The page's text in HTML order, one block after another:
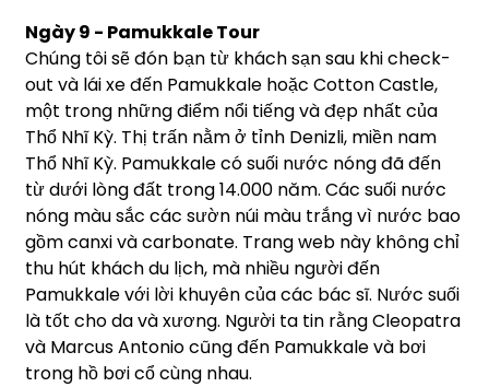
Ngày 9 - Pamukkale Tour
Chúng tôi sẽ đón bạn từ khách sạn sau khi check-
out và lái xe đến Pamukkale hoặc Cotton Castle,
một trong những điểm nổi tiếng và đẹp nhất của
Thổ Nhĩ Kỳ. Thị trấn nằm ở tỉnh Denizli, miền nam
Thổ Nhĩ Kỳ. Pamukkale có suối nước nóng đã đến
từ dưới lòng đất trong 14.000 năm. Các suối nước
nóng màu sắc các sườn núi màu trắng vì nước bao
gồm canxi và carbonate. Trang web này không chỉ
thu hút khách du lịch, mà nhiều người đến
Pamukkale với lời khuyên của các bác sĩ. Nước suối
là tốt cho da và xương. Người ta tin rằng Cleopatra
và Marcus Antonio cũng đến Pamukkale và bơi
trong hồ bơi cổ cùng nhau.